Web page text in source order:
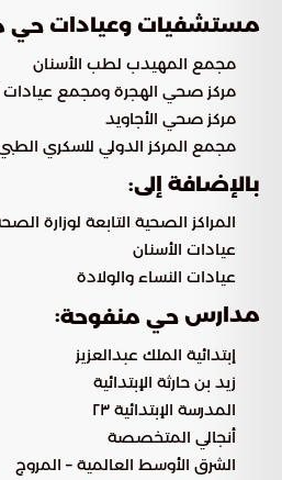
مستشفيات وعيادات حي
مجمع المهيدب لطب الأسنان
مركز صحي الهجرة ومجمع عيادات
مركز صحي الأجاويد
مجمع المركز الدولي للسكري
بالإضافة إلى:
المراكز الصحية التابعة لوزارة
عيادات الأسنان
عيادات النساء والولادة
مدارس حي منفوحة:
إبتدائية الملك عبدالعزيز
زيد بن حارثة الإبتدائية
المدرسة الإبتدائية ٢٣
أنجالي المتخصصة
الشرق الأوسط العالمية – المروج